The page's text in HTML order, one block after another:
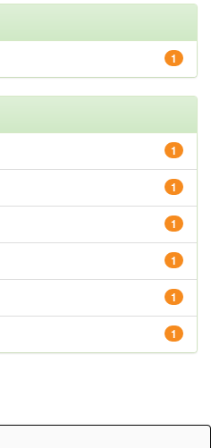
1
1
1
1
1
1
1